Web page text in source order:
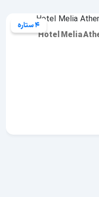
4 ستاره
Hotel Melia